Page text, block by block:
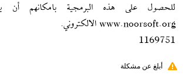
للحصول على هذه البرمجية بامكانهم أن
www.noorsoft.org الالكتروني.
1169751
أبلغ عن مشكلة